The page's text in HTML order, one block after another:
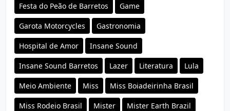
Festa do Peão de Barretos Game
Garota Motorcycles Gastronomia
Hospital de Amor Insane Sound
Insane Sound Barretos Lazer Literatura Lula
Meio Ambiente Miss Miss Boiadeirinha Brasil
Miss Rodeio Brasil Mister Mister Earth Brazil